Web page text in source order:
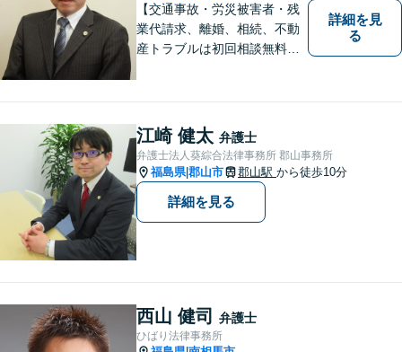
【交通事故・労災被害者・残
業代請求、離婚、相続、不動
産トラブルは初回相談無料】
は着手金0円です。【電話相談
も可能】
詳細を見
る
江崎 健太 弁護士
弁護士法人葵綜合法律事務所 郡山事務所
福島県|郡山市 郡山駅 から徒歩10分
詳細を見る
西山 健司 弁護士
ひばり法律事務所